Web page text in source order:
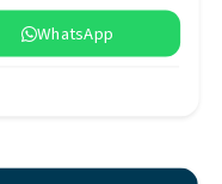
WhatsApp